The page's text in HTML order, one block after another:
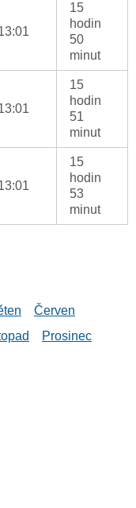
15
hodin
50
minut
15
hodin
51
minut
15
hodin
53
minut
Červen
Prosinec